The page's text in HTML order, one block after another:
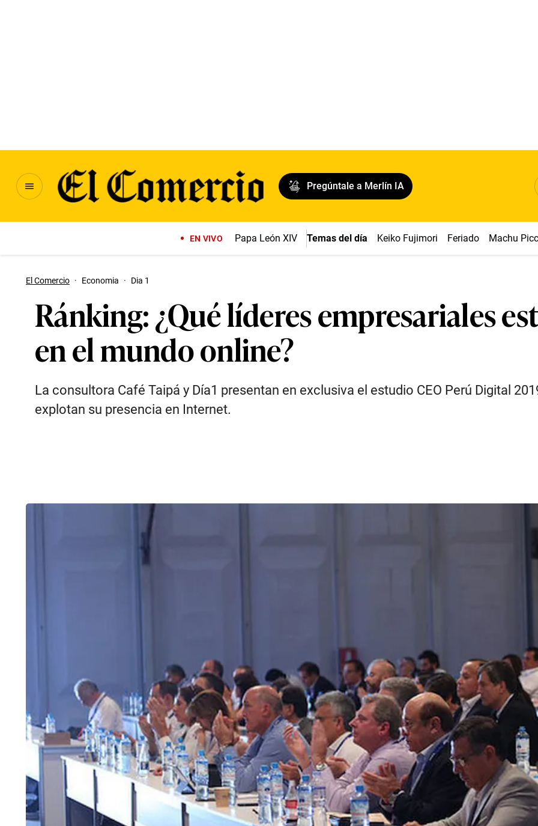
Pregúntale a Merlín IA
EN VIVO Papa León XIV Temas del día Keiko Fujimori Feriado Machu
El Comercio · Economia · Dia 1
Ránking: ¿Qué líderes empresariales
en el mundo online?
La consultora Café Taipá y Día1 presentan en exclusiva el estudio CEO Perú Digital
explotan su presencia en Internet.